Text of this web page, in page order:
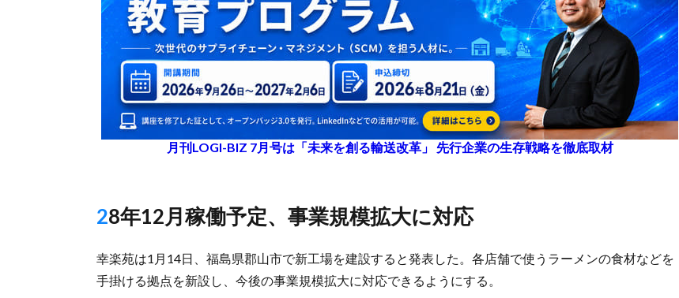
月刊LOGI-BIZ 7月号は「未来を創る輸送改革」 先行企業の生存戦略を徹底取材
28年12月稼働予定、事業規模拡大に対応
幸楽苑は1月14日、福島県郡山市で新工場を建設すると発表した。各店舗で使うラーメンの食材などを
手掛ける拠点を新設し、今後の事業規模拡大に対応できるようにする。